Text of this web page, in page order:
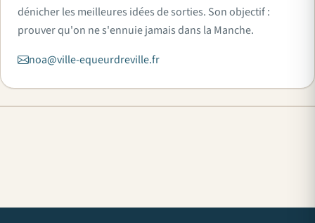
dénicher les meilleures idées de sorties. Son objectif :
prouver qu'on ne s'ennuie jamais dans la Manche.
noa@ville-equeurdreville.fr